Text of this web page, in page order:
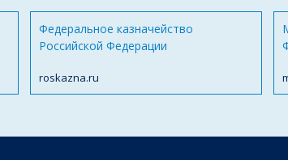
Федеральное казначейство
Российской Федерации
roskazna.ru